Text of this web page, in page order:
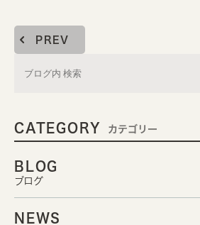
PREV
CATEGORY カテゴリー
BLOG
ブログ
NEWS